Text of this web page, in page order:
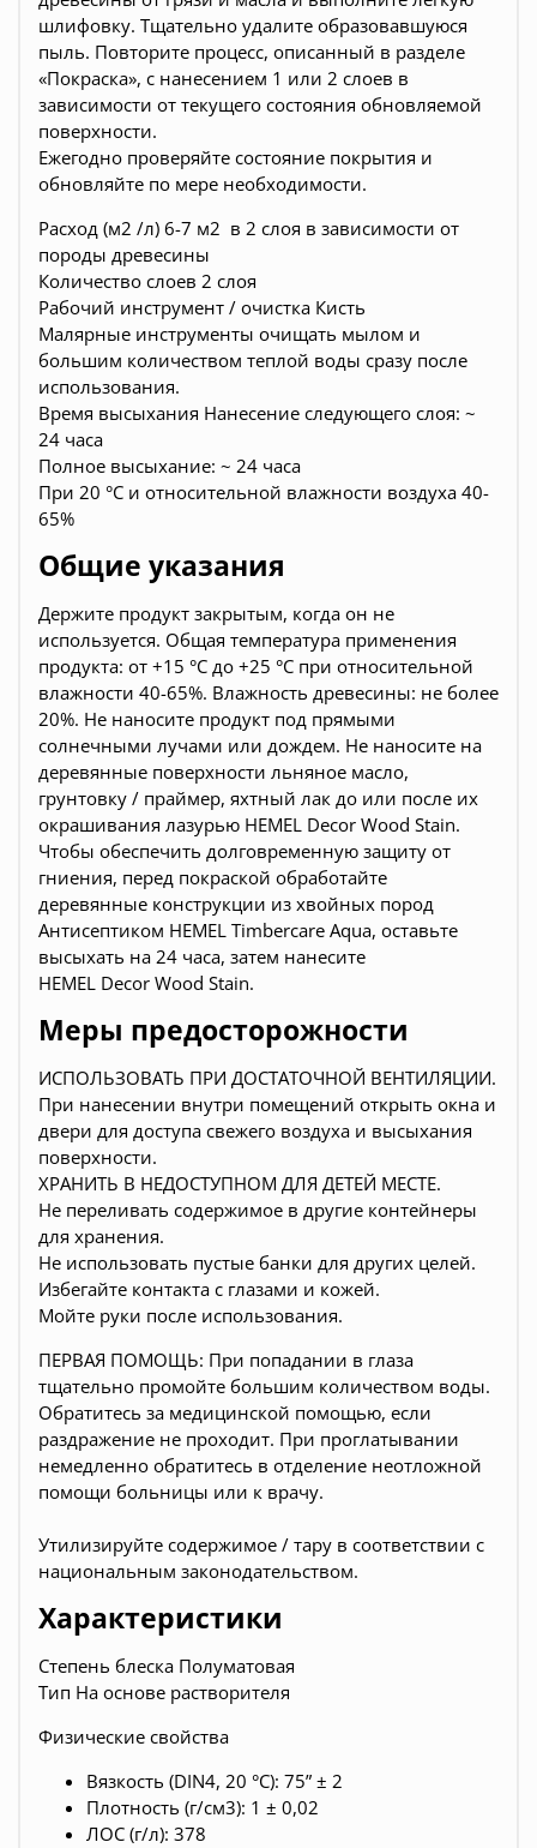
шлифовку. Тщательно удалите образовавшуюся
пыль. Повторите процесс, описанный в разделе
«Покраска», с нанесением 1 или 2 слоев в
зависимости от текущего состояния обновляемой
поверхности.
Ежегодно проверяйте состояние покрытия и
обновляйте по мере необходимости.
Расход (м2 /л) 6-7 м2 в 2 слоя в зависимости от
породы древесины
Количество слоев 2 слоя
Рабочий инструмент / очистка Кисть
Малярные инструменты очищать мылом и
большим количеством теплой воды сразу после
использования.
Время высыхания Нанесение следующего слоя: ~
24 часа
Полное высыхание: ~ 24 часа
При 20 °C и относительной влажности воздуха 40-
65%
Общие указания
Держите продукт закрытым, когда он не
используется. Общая температура применения
продукта: от +15 °C до +25 °C при относительной
влажности 40-65%. Влажность древесины: не более
20%. Не наносите продукт под прямыми
солнечными лучами или дождем. Не наносите на
деревянные поверхности льняное масло,
грунтовку / праймер, яхтный лак до или после их
окрашивания лазурью HEMEL Decor Wood Stain.
Чтобы обеспечить долговременную защиту от
гниения, перед покраской обработайте
деревянные конструкции из хвойных пород
Антисептиком HEMEL Timbercare Aqua, оставьте
высыхать на 24 часа, затем нанесите
HEMEL Decor Wood Stain.
Меры предосторожности
ИСПОЛЬЗОВАТЬ ПРИ ДОСТАТОЧНОЙ ВЕНТИЛЯЦИИ.
При нанесении внутри помещений открыть окна и
двери для доступа свежего воздуха и высыхания
поверхности.
ХРАНИТЬ В НЕДОСТУПНОМ ДЛЯ ДЕТЕЙ МЕСТЕ.
Не переливать содержимое в другие контейнеры
для хранения.
Не использовать пустые банки для других целей.
Избегайте контакта с глазами и кожей.
Мойте руки после использования.
ПЕРВАЯ ПОМОЩЬ: При попадании в глаза
тщательно промойте большим количеством воды.
Обратитесь за медицинской помощью, если
раздражение не проходит. При проглатывании
немедленно обратитесь в отделение неотложной
помощи больницы или к врачу.
Утилизируйте содержимое / тару в соответствии с
национальным законодательством.
Характеристики
Степень блеска Полуматовая
Тип На основе растворителя
Физические свойства
Вязкость (DIN4, 20 °C): 75” ± 2
Плотность (г/см3): 1 ± 0,02
ЛОС (г/л): 378